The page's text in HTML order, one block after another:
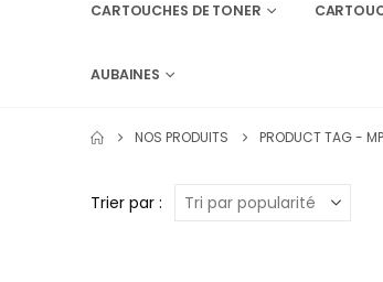
CARTOUCHES DE TONER
AUBAINES
NOS PRODUITS PRODUCT TAG -
Trier par :